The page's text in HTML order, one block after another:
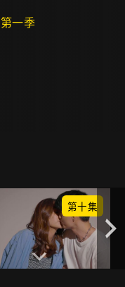
第一季
第十集